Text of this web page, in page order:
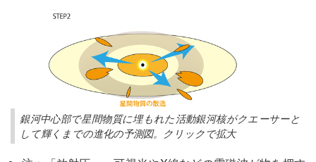
銀河中心部で星間物質に埋もれた活動銀河核がクエーサーと
して輝くまでの進化の予測図。クリックで拡大